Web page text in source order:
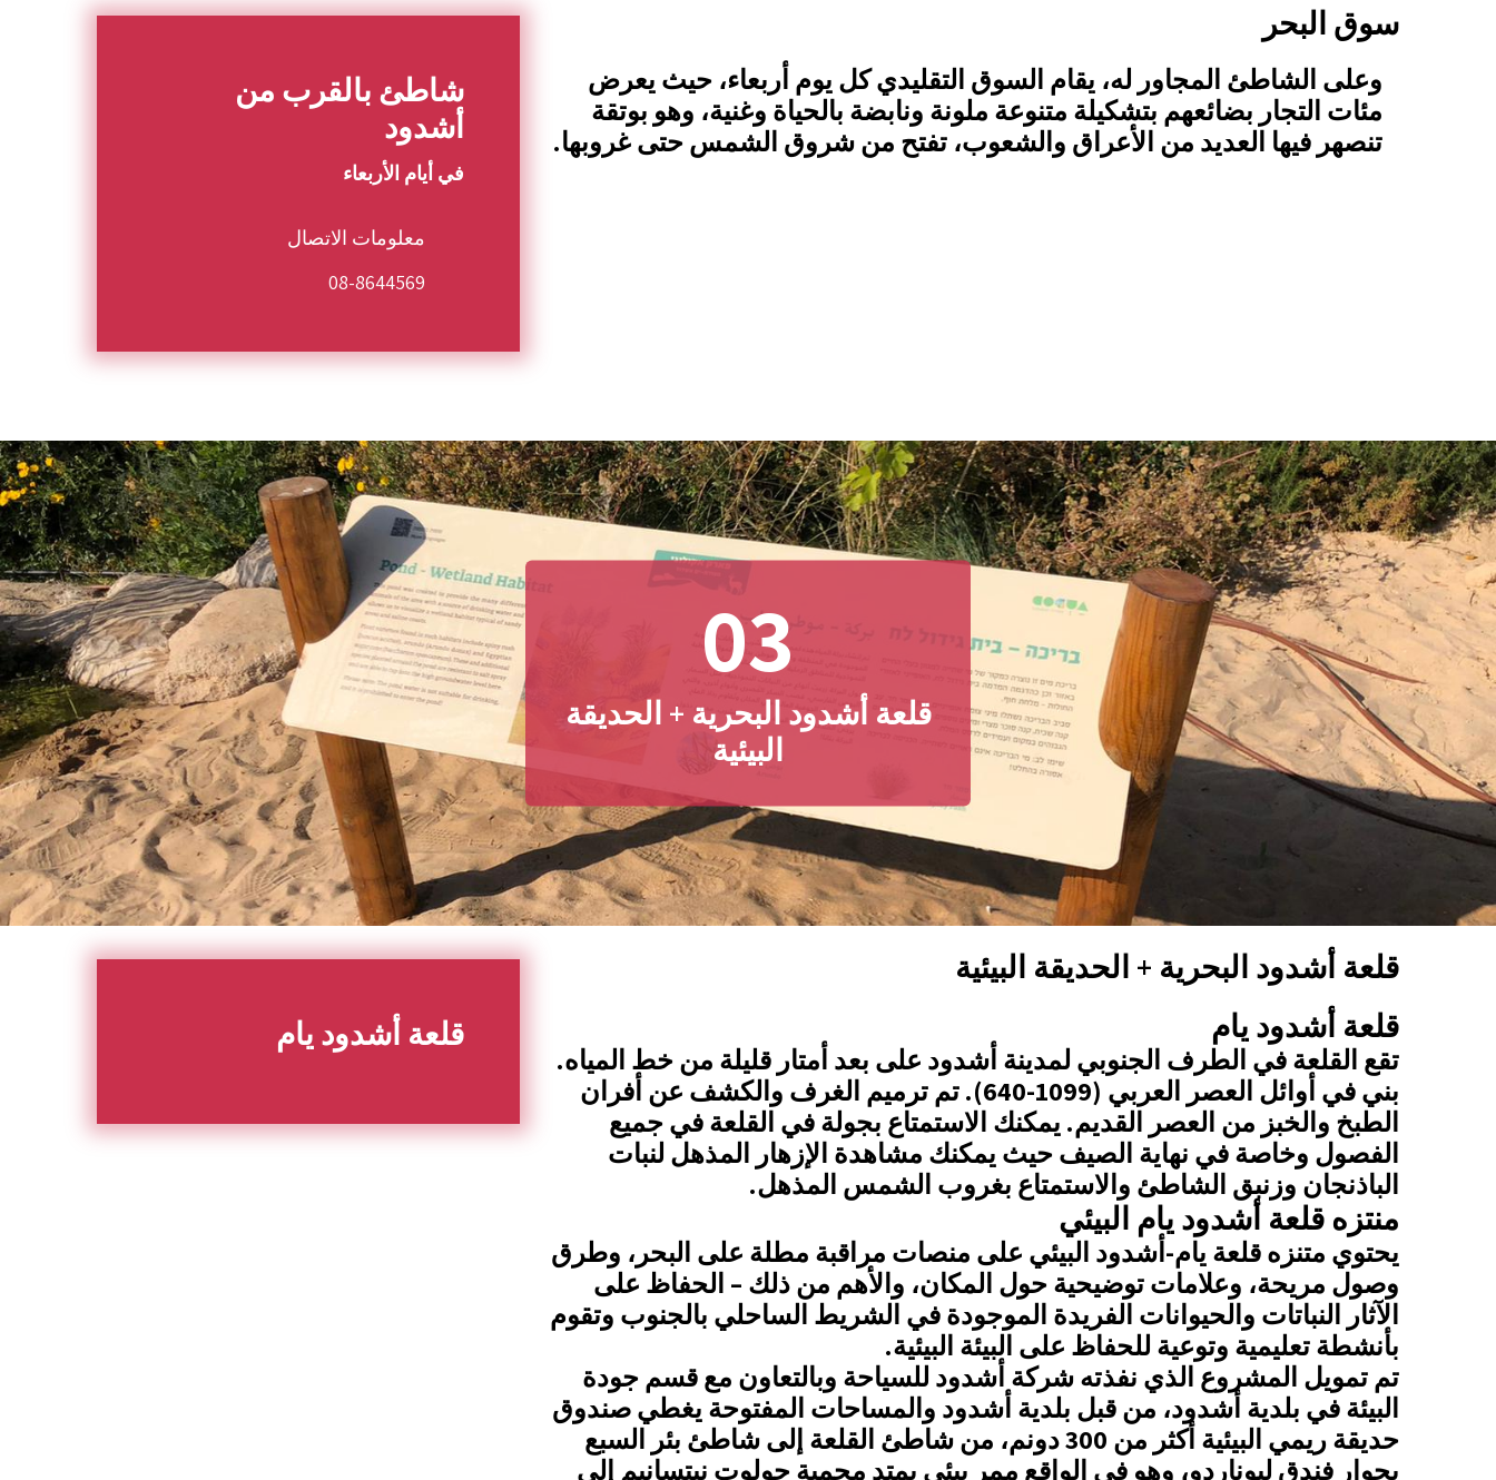
سوق البحر
وعلى الشاطئ المجاور له، يقام السوق التقليدي كل يوم أربعاء، حيث يعرض
مئات التجار بضائعهم بتشكيلة متنوعة ملونة ونابضة بالحياة وغنية، وهو بوتقة
تنصهر فيها العديد من الأعراق والشعوب، تفتح من شروق الشمس حتى غروبها.
شاطئ بالقرب من
أشدود
في أيام الأربعاء
معلومات الاتصال
08-8644569
03
قلعة أشدود البحرية + الحديقة
البيئية
قلعة أشدود البحرية + الحديقة البيئية
قلعة أشدود يام
تقع القلعة في الطرف الجنوبي لمدينة أشدود على بعد أمتار قليلة من خط المياه.
بني في أوائل العصر العربي (1099-640). تم ترميم الغرف والكشف عن أفران
الطبخ والخبز من العصر القديم. يمكنك الاستمتاع بجولة في القلعة في جميع
الفصول وخاصة في نهاية الصيف حيث يمكنك مشاهدة الإزهار المذهل لنبات
الباذنجان وزنبق الشاطئ والاستمتاع بغروب الشمس المذهل.
منتزه قلعة أشدود يام البيئي
يحتوي متنزه قلعة يام-أشدود البيئي على منصات مراقبة مطلة على البحر، وطرق
وصول مريحة، وعلامات توضيحية حول المكان، والأهم من ذلك – الحفاظ على
الآثار النباتات والحيوانات الفريدة الموجودة في الشريط الساحلي بالجنوب وتقوم
بأنشطة تعليمية وتوعية للحفاظ على البيئة البيئية.
تم تمويل المشروع الذي نفذته شركة أشدود للسياحة وبالتعاون مع قسم جودة
البيئة في بلدية أشدود، من قبل بلدية أشدود والمساحات المفتوحة يغطي صندوق
حديقة ريمي البيئية أكثر من 300 دونم، من شاطئ القلعة إلى شاطئ بئر السبع
بجوار فندق ليوناردو، وهو في الواقع ممر بيئي يمتد محمية حولوت نيتسانيم إلى
قلعة أشدود يام